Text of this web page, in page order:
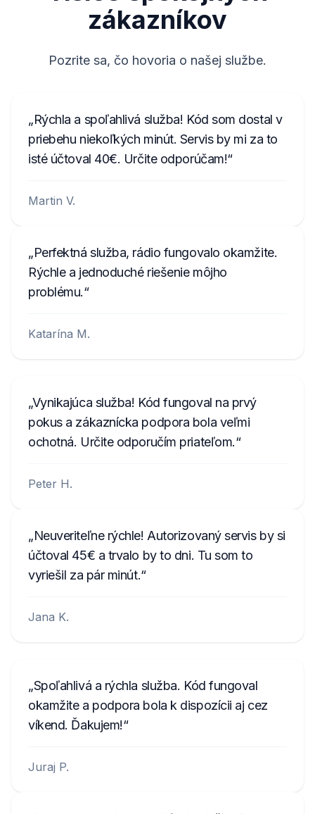
(napríklad L0055).
Zaznamenajte si 8 číslic s vynechaním
Na získanie kódu ho zadajte do formulára
Otočte zapaľovanie do polohy ACC (I).
zobrazuje správa "CODE". Ak túto správu
Vypnite zariadenie.
Stlačte a držte horné polovice tlačidiel
SEEK/SKIP a CH/DISC, potom stlačte a
Displej sa bude prepínať medzi dvoma
poslednými 4 číslicami sériového čísla
(napríklad L0055).
Zaznamenajte si 8 číslic s vynechaním
písmen U a L - to je vaše sériové číslo rádia.
Ak nie je možné čítať sériové číslo z
obrazovky rádia, je potrebná demontáž a
prečítanie kódu z etikety na púzdre.
Príklady čísel:
zákazníkov
Pozrite sa, čo hovoria o našej službe.
Rýchla a spoľahlivá služba! Kód som dostal v
priebehu niekoľkých minút. Servis by mi za to
isté účtoval 40€. Určite odporúčam!
Martin V.
Perfektná služba, rádio fungovalo okamžite.
Rýchle a jednoduché riešenie môjho
problému.
Katarína M.
Vynikajúca služba! Kód fungoval na prvý
pokus a zákaznícka podpora bola veľmi
ochotná. Určite odporučím priateľom.
Peter H.
Neuveriteľne rýchle! Autorizovaný servis by si
účtoval 45€ a trvalo by to dni. Tu som to
vyriešil za pár minút.
Jana K.
Spoľahlivá a rýchla služba. Kód fungoval
okamžite a podpora bola k dispozícii aj cez
víkend. Ďakujem!
Juraj P.